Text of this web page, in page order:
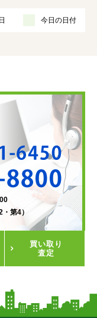
今日の日付
第4）
買い取り
査定